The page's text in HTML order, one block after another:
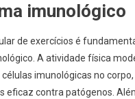
imunológico
de exercícios é
A atividade física
imunológicas no
eficaz contra patógenos.